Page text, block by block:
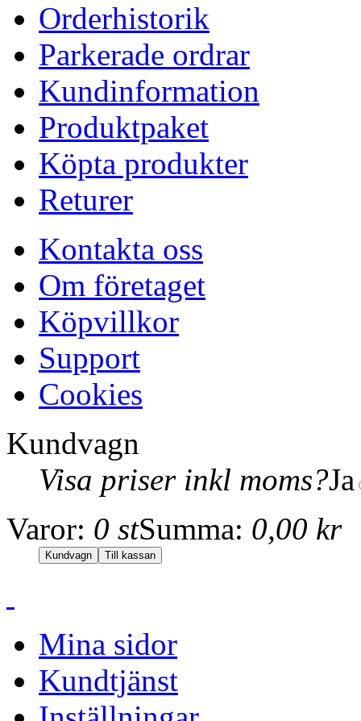
Orderhistorik
Parkerade ordrar
Kundinformation
Produktpaket
Köpta produkter
Returer
Kontakta oss
Om företaget
Köpvillkor
Support
Cookies
Kundvagn
Visa priser inkl moms?Ja
Varor: 0 stSumma: 0,00 kr
Mina sidor
Kundtjänst